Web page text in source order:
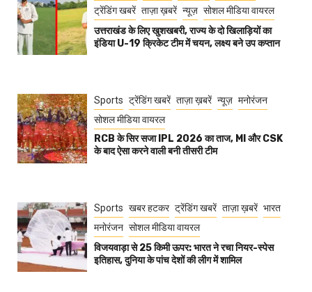
ट्रेंडिंग खबरें ताज़ा ख़बरें न्यूज़ सोशल मीडिया वायरल
उत्तराखंड के लिए खुशखबरी, राज्य के दो खिलाड़ियों का
इंडिया U-19 क्रिकेट टीम में चयन, लक्ष्य बने उप कप्तान
Sports ट्रेंडिंग खबरें ताज़ा ख़बरें न्यूज़ मनोरंजन
सोशल मीडिया वायरल
RCB के सिर सजा IPL 2026 का ताज, MI और CSK
के बाद ऐसा करने वाली बनी तीसरी टीम
Sports खबर हटकर ट्रेंडिंग खबरें ताज़ा ख़बरें भारत
मनोरंजन सोशल मीडिया वायरल
विजयवाड़ा से 25 किमी ऊपर: भारत ने रचा नियर-स्पेस
इतिहास, दुनिया के पांच देशों की लीग में शामिल